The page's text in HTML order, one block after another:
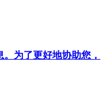
为了更好地协助您，